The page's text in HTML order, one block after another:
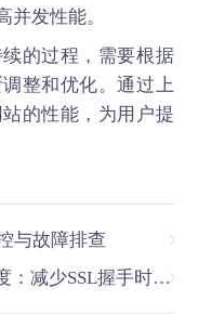
并发性能。
的过程，需要根据
整和优化。通过上
的性能，为用户提
与故障排查
下一篇：优化HTTPS网站加载速度：减少SSL握手时间的技巧